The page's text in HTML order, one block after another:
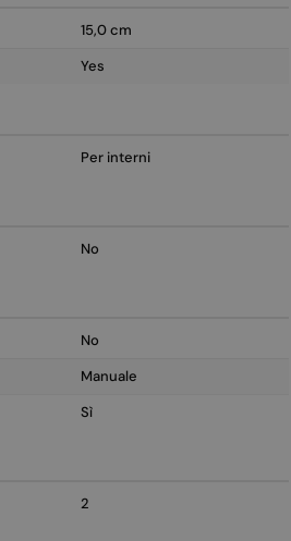
15,0 cm
Yes
Per interni
No
No
Manuale
Sì
2